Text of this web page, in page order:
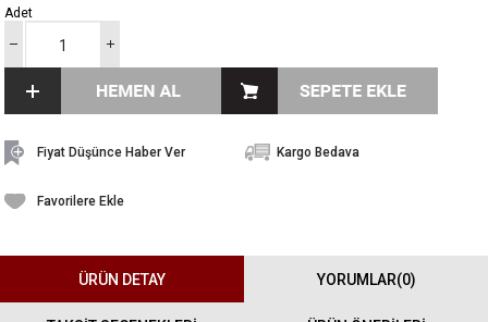
Adet
Fiyat Düşünce Haber Ver Kargo Bedava
Favorilere Ekle
ÜRÜN DETAY YORUMLAR(0)